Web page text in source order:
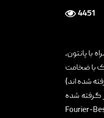
4451
با پانتون،
با ضخامت
شده اند)
گرفته شده
Fourier-